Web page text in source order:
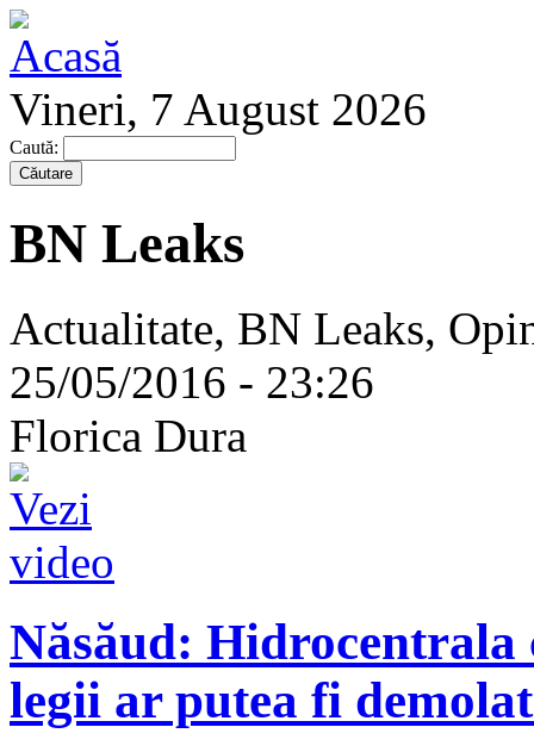
Vineri, 7 August 2026
Caută:
BN Leaks
Actualitate, BN Leaks,
25/05/2016 - 23:26
Florica Dura
Năsăud:
legii ar putea fi